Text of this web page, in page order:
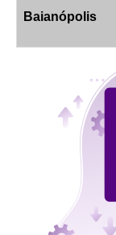
Baianópolis